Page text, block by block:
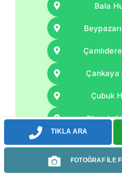
Bala
Çankaya
Çubuk
Elmadağ
Evren
TIKLA ARA
FOTOĞRAF İLE